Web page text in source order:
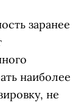
заранее
наиболее
не